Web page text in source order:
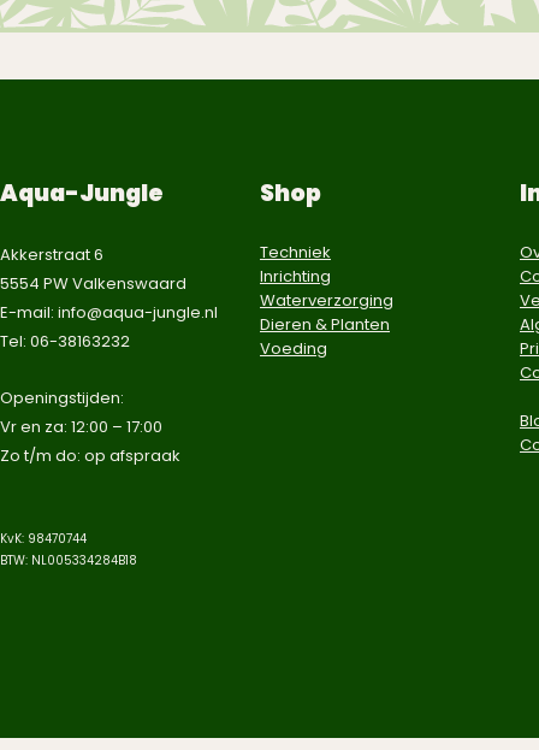
Aqua-Jungle
Akkerstraat 6
5554 PW Valkenswaard
E-mail: info@aqua-jungle.nl
Tel: 06-38163232
​Openingstijden:
Vr en za: 12:00 – 17:00
Zo t/m do: op afspraak​
KvK: 98470744
BTW: NL005334284B18
Shop
Techniek
Inrichting
Waterverzorging
Dieren & Planten
Voeding